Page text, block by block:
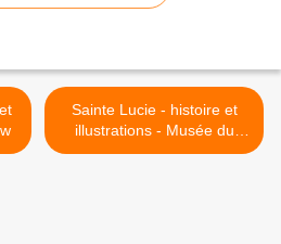
Sainte Lucie - histoire et
illustrations - Musée du
Prado 1582 >